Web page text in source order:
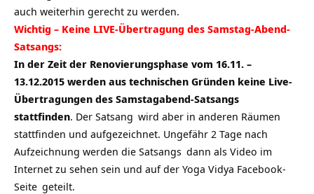
auch weiterhin gerecht zu werden.
Wichtig – Keine LIVE-Übertragung des Samstag-Abend-
Satsangs:
In der Zeit der Renovierungsphase vom 16.11. –
13.12.2015 werden aus technischen Gründen keine Live-
Übertragungen des Samstagabend-Satsangs
stattfinden. Der Satsang wird aber in anderen Räumen
stattfinden und aufgezeichnet. Ungefähr 2 Tage nach
Aufzeichnung werden die Satsangs dann als Video im
Internet zu sehen sein und auf der Yoga Vidya Facebook-
Seite geteilt.